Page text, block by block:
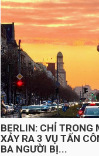
BERLIN: CHỈ TRONG
XẢY RA 3 VỤ TẤN
BA NGƯỜI BỊ...